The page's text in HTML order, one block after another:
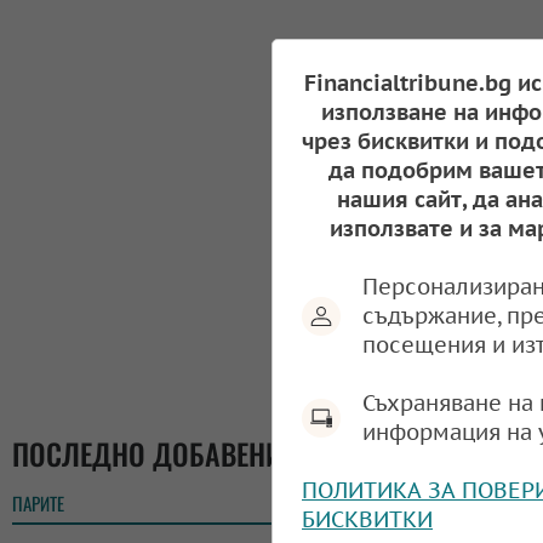
ПОСЛЕДНО ДОБАВЕНИ
ПАРИТЕ 18:05
Financialtribune.bg
използване на
чрез бисквитки и
да подобрим
нашия сайт, да
използвате и за
съдържание,
посещения и
Съхраняване
информация на
ПОЛИТИКА ЗА
БИСКВИТКИ